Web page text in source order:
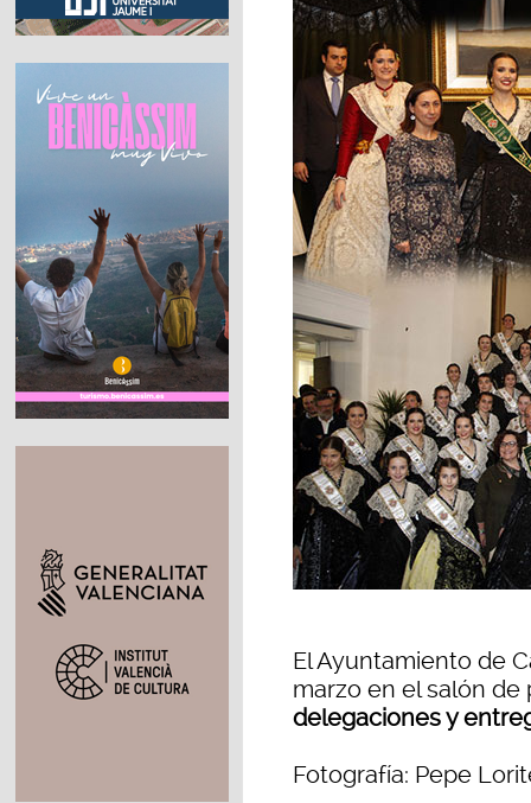
El Ayuntamiento de
marzo en el salón de
delegaciones y
Fotografía: Pepe